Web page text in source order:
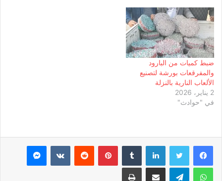
ضبط كميات من البارود
والمفرقعات بورشة لتصنيع
الألعاب النارية بالنزلة
2 يناير، 2026
في "حوادث"
لينكدإن بينتيريست ماسنجر
واتساب تيلقرام مشاركة عبر البريد طباعة